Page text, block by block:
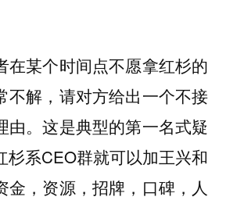
在某个时间点不愿拿红杉的
不解，请对方给出一个不接
由。这是典型的第一名式疑
杉系CEO群就可以加王兴和
金，资源，招牌，口碑，人